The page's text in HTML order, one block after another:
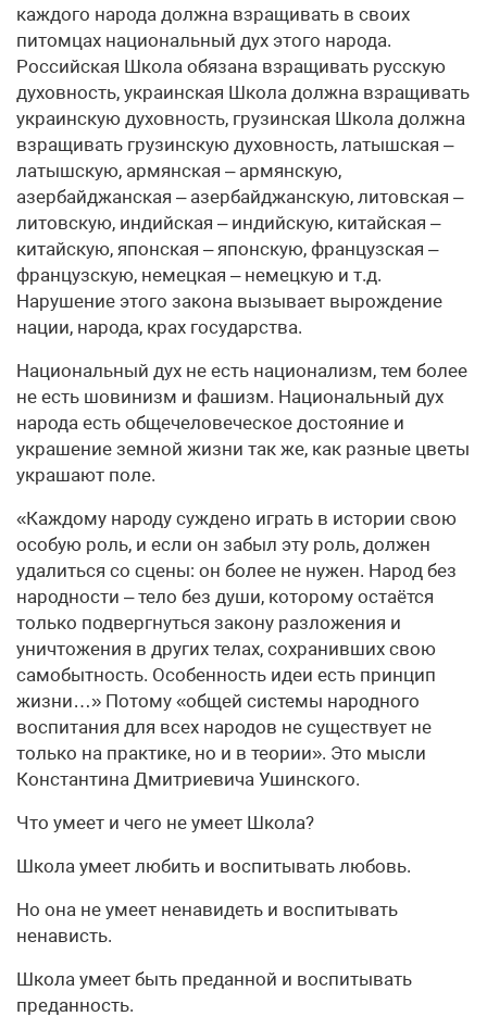
каждого народа должна взращивать в своих
питомцах национальный дух этого народа.
Российская Школа обязана взращивать русскую
духовность, украинская Школа должна взращивать
украинскую духовность, грузинская Школа должна
взращивать грузинскую духовность, латышская –
латышскую, армянская – армянскую,
азербайджанская – азербайджанскую, литовская –
литовскую, индийская – индийскую, китайская –
китайскую, японская – японскую, французская –
французскую, немецкая – немецкую и т.д.
Нарушение этого закона вызывает вырождение
нации, народа, крах государства.
Национальный дух не есть национализм, тем более
не есть шовинизм и фашизм. Национальный дух
народа есть общечеловеческое достояние и
украшение земной жизни так же, как разные цветы
украшают поле.
«Каждому народу суждено играть в истории свою
особую роль, и если он забыл эту роль, должен
удалиться со сцены: он более не нужен. Народ без
народности – тело без души, которому остаётся
только подвергнуться закону разложения и
уничтожения в других телах, сохранивших свою
самобытность. Особенность идеи есть принцип
жизни…» Потому «общей системы народного
воспитания для всех народов не существует не
только на практике, но и в теории». Это мысли
Константина Дмитриевича Ушинского.
Что умеет и чего не умеет Школа?
Школа умеет любить и воспитывать любовь.
Но она не умеет ненавидеть и воспитывать
ненависть.
Школа умеет быть преданной и воспитывать
преданность.